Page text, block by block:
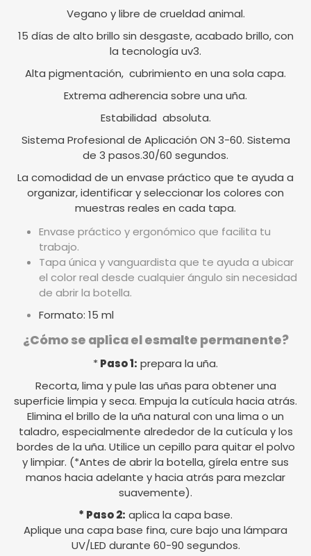
Vegano y libre de crueldad animal.
15 días de alto brillo sin desgaste, acabado brillo, con
la tecnología uv3.
Alta pigmentación, cubrimiento en una sola capa.
Extrema adherencia sobre una uña.
Estabilidad absoluta.
Sistema Profesional de Aplicación ON 3-60. Sistema
de 3 pasos.30/60 segundos.
La comodidad de un envase práctico que te ayuda a
organizar, identificar y seleccionar los colores con
muestras reales en cada tapa.
Envase práctico y ergonómico que facilita tu
trabajo.
Tapa única y vanguardista que te ayuda a ubicar
el color real desde cualquier ángulo sin necesidad
de abrir la botella.
Formato: 15 ml
¿Cómo se aplica el esmalte permanente?
*Paso 1: prepara la uña.
Recorta, lima y pule las uñas para obtener una
superficie limpia y seca. Empuja la cutícula hacia atrás.
Elimina el brillo de la uña natural con una lima o un
taladro, especialmente alrededor de la cutícula y los
bordes de la uña. Utilice un cepillo para quitar el polvo
y limpiar. (*Antes de abrir la botella, gírela entre sus
manos hacia adelante y hacia atrás para mezclar
suavemente).
* Paso 2: aplica la capa base.
Aplique una capa base fina, cure bajo una lámpara
UV/LED durante 60-90 segundos.